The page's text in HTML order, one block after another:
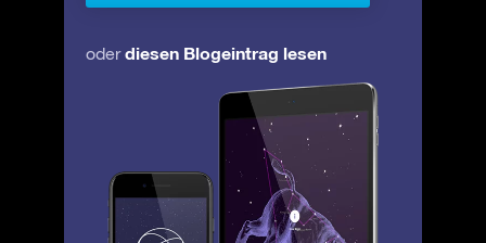
oderdiesen Blogeintrag lesen